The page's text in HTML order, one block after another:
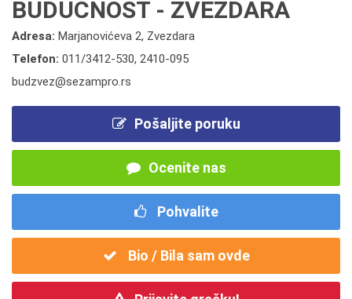
BUDUĆNOST - ZVEZDARA
Adresa: Marjanovićeva 2, Zvezdara
Telefon: 011/3412-530, 2410-095
budzvez@sezampro.rs
Pošaljite poruku
Ocenite nas
Pohvalite
Bio / Bila sam ovde